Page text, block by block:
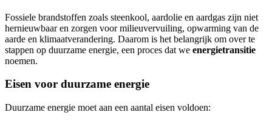
Fossiele brandstoffen zoals steenkool, aardolie en aardgas zijn niet
hernieuwbaar en zorgen voor milieuvervuiling, opwarming van de
aarde en klimaatverandering. Daarom is het belangrijk om over te
stappen op duurzame energie, een proces dat we energietransitie
noemen.
Eisen voor duurzame energie
Duurzame energie moet aan een aantal eisen voldoen: